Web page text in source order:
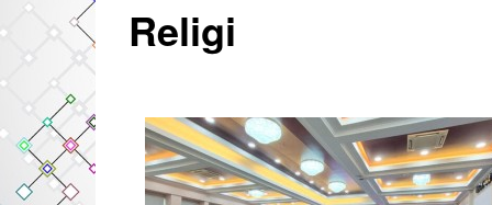
Religi
Pagination